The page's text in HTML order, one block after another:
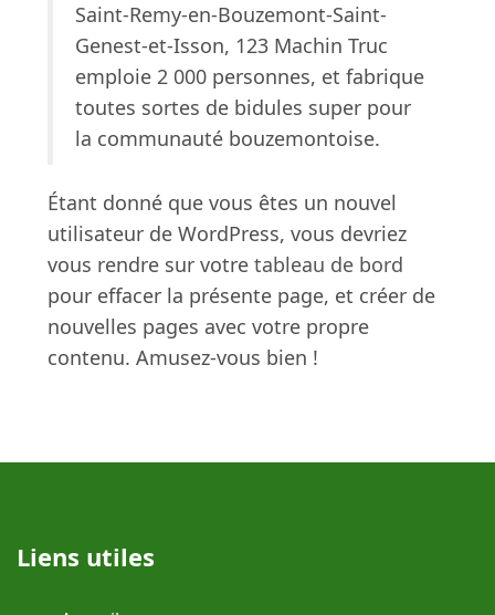
Saint-Remy-en-Bouzemont-Saint-
Genest-et-Isson, 123 Machin Truc
emploie 2 000 personnes, et fabrique
toutes sortes de bidules super pour
la communauté bouzemontoise.
Étant donné que vous êtes un nouvel
utilisateur de WordPress, vous devriez
vous rendre sur votre tableau de bord
pour effacer la présente page, et créer de
nouvelles pages avec votre propre
contenu. Amusez-vous bien !
Liens utiles